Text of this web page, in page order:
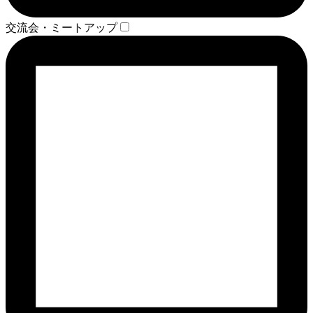
交流会・ミートアップ